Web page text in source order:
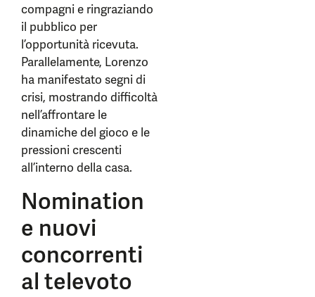
compagni e ringraziando
il pubblico per
l’opportunità ricevuta.
Parallelamente, Lorenzo
ha manifestato segni di
crisi, mostrando difficoltà
nell’affrontare le
dinamiche del gioco e le
pressioni crescenti
all’interno della casa.
Nomination
e nuovi
concorrenti
al televoto